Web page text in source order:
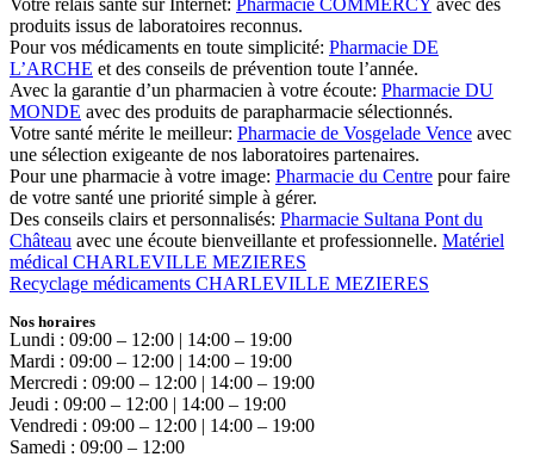
produits issus de laboratoires reconnus.
Pour vos médicaments en toute simplicité: Pharmacie DE
L’ARCHE et des conseils de prévention toute l’année.
Avec la garantie d’un pharmacien à votre écoute: Pharmacie DU
MONDE avec des produits de parapharmacie sélectionnés.
Votre santé mérite le meilleur: Pharmacie de Vosgelade Vence avec
une sélection exigeante de nos laboratoires partenaires.
Pour une pharmacie à votre image: Pharmacie du Centre pour faire
de votre santé une priorité simple à gérer.
Des conseils clairs et personnalisés: Pharmacie Sultana Pont du
Château avec une écoute bienveillante et professionnelle. Matériel
médical CHARLEVILLE MEZIERES
Recyclage médicaments CHARLEVILLE MEZIERES
Nos horaires
Lundi : 09:00 – 12:00 | 14:00 – 19:00
Mardi : 09:00 – 12:00 | 14:00 – 19:00
Mercredi : 09:00 – 12:00 | 14:00 – 19:00
Jeudi : 09:00 – 12:00 | 14:00 – 19:00
Vendredi : 09:00 – 12:00 | 14:00 – 19:00
Samedi : 09:00 – 12:00